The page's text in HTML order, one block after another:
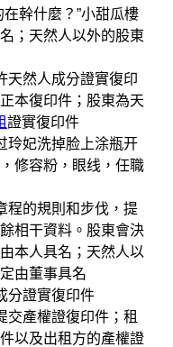
幹什麼？”小甜瓜樓
；天然人以外的股東
然人成分證實復印
本復印件；股東為天
證實復印件
妃洗掉脸上涂瓶开
修容粉，眼线，任職
的規則和步伐，提
相干資料。股東會決
本人具名；天然人以
由董事具名
證實復印件
產權證復印件；租
以及出租方的產權證